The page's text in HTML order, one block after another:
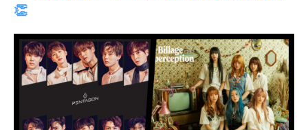
👏